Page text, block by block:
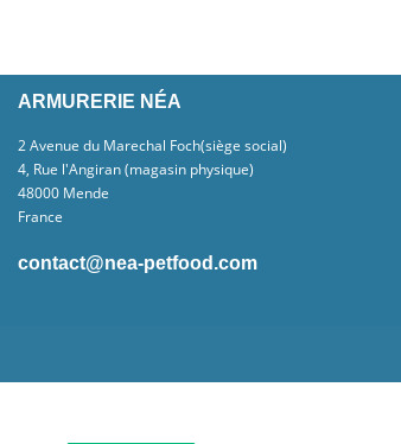
ARMURERIE NÉA
2 Avenue du Marechal Foch(siège social)
4, Rue l'Angiran (magasin physique)
48000 Mende
France
contact@nea-petfood.com